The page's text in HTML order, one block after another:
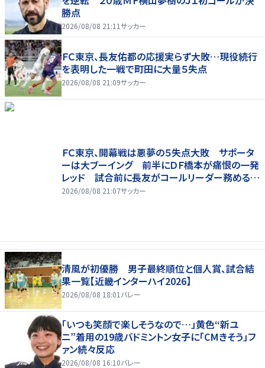
勝点
2026/08/08 21:11サッカー
ＦＣ東京、長友佑都の応援実らず大敗…現役続行
を表明した一戦で町田に大量５失点
2026/08/08 21:09サッカー
ＦＣ東京、開幕戦は悪夢の５失点大敗 サポータ
ーは大ブーイング 前半にＤＦ橋本が痛恨の一発
レッド 試合前に長友がコールリーダー務めるも
実らず
2026/08/08 21:07サッカー
清風が初優勝 男子最終順位と個人賞、試合結
果一覧【近畿インターハイ2026】
2026/08/08 18:01 バレー
「いつも笑顔で楽しそうなので…」黄色“新ユ
ニ”着用の19歳バドミントン女子に「CMきそう」フ
ァン続々反応
2026/08/08 16:10バレー